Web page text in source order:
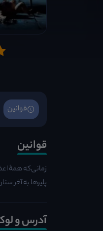
قوانین
قوانین
زمانی‌که همۀ
پلیرها به آخر
آدرس و